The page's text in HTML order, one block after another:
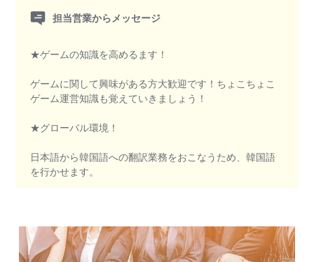
担当営業からメッセージ
★ゲームの知識を高めるます！
ゲームに関して興味がある方大歓迎です！ちょこちょこ
ゲーム運営知識も覚えていきましょう！
★グローバル環境！
日本語から韓国語への翻訳業務をおこなうため、韓国語
を行かせます。